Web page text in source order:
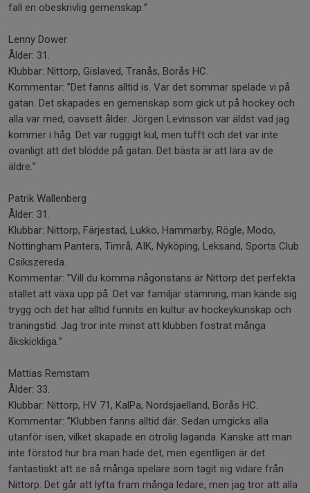
fall en obeskrivlig gemenskap.”
Lenny Dower
Ålder: 31.
Klubbar: Nittorp, Gislaved, Tranås, Borås HC.
Kommentar: ”Det fanns alltid is. Var det sommar spelade vi på
gatan. Det skapades en gemenskap som gick ut på hockey och
alla var med, oavsett ålder. Jörgen Levinsson var äldst vad jag
kommer i håg. Det var ruggigt kul, men tufft och det var inte
ovanligt att det blödde på gatan. Det bästa är att lära av de
äldre.”
Patrik Wallenberg
Ålder: 31.
Klubbar: Nittorp, Färjestad, Lukko, Hammarby, Rögle, Modo,
Nottingham Panters, Timrå, AIK, Nyköping, Leksand, Sports Club
Csikszereda.
Kommentar: ”Vill du komma någonstans är Nittorp det perfekta
stället att växa upp på. Det var familjär stämning, man kände sig
trygg och det har alltid funnits en kultur av hockeykunskap och
träningstid. Jag tror inte minst att klubben fostrat många
åkskickliga.”
Mattias Remstam
Ålder: 33.
Klubbar: Nittorp, HV 71, KalPa, Nordsjaelland, Borås HC.
Kommentar: ”Klubben fanns alltid där. Sedan umgicks alla
utanför isen, vilket skapade en otrolig laganda. Kanske att man
inte förstod hur bra man hade det, men egentligen är det
fantastiskt att se så många spelare som tagit sig vidare från
Nittorp. Det går att lyfta fram många ledare, men jag tror att alla